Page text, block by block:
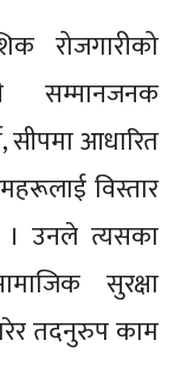
रोजगारीको
सम्मानजनक
सीपमा आधारित
विस्तार
। उनले त्यसका
सुरक्षा
तदनुरुप काम